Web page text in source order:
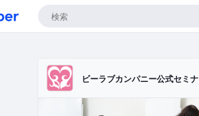
ビーラブカンパニー公式セミ